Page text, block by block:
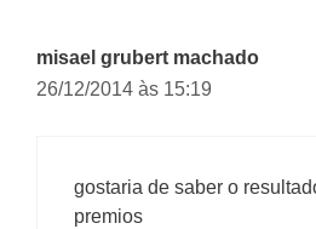
misael grubert machado
26/12/2014 às 15:19
gostaria de saber o
premios